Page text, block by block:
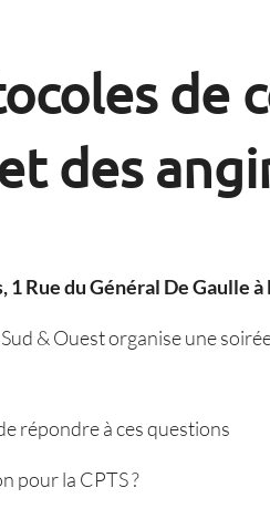
de
des
Rue du Général De Gaulle
& Ouest organise une
répondre à ces questions
pour la CPTS ?